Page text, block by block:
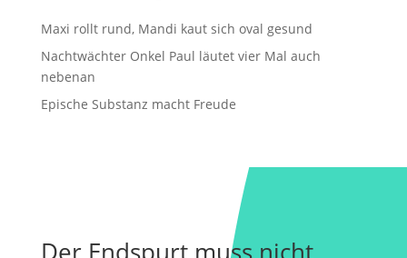
Maxi rollt rund, Mandi kaut sich oval gesund
Nachtwächter Onkel Paul läutet vier Mal auch
nebenan
Epische Substanz macht Freude